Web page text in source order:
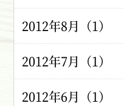
2012年8月（1）
2012年7月（1）
2012年6月（1）